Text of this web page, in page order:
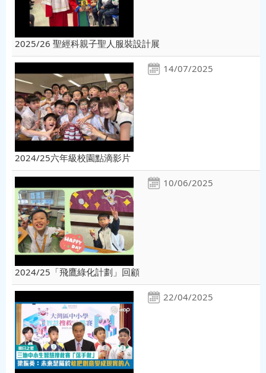
2025/26 聖經科親子聖人服裝設計展
14/07/2025
2024/25六年級校園點滴影片
10/06/2025
2024/25「飛鷹綠化計劃」回顧
22/04/2025